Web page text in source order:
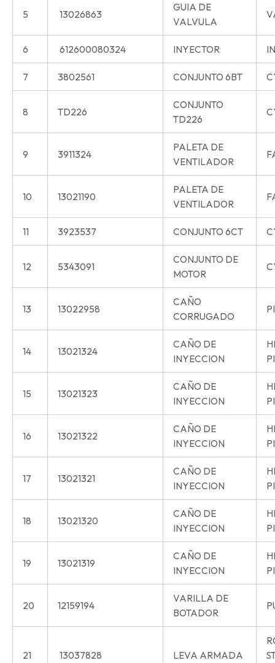
5 13026863
GUIA DE
VALVULA
6 612600080324 INYECTOR
7 3802561 CONJUNTO 6BT
8 TD226
CONJUNTO
TD226
9 3911324
PALETA DE
VENTILADOR
10 13021190
PALETA DE
VENTILADOR
11 3923537 CONJUNTO 6CT
12 5343091
CONJUNTO DE
MOTOR
13 13022958
CAÑO
CORRUGADO
14 13021324
CAÑO DE
INYECCION
15 13021323
CAÑO DE
INYECCION
16 13021322
CAÑO DE
INYECCION
17 13021321
CAÑO DE
INYECCION
18 13021320
CAÑO DE
INYECCION
19 13021319
CAÑO DE
INYECCION
20 12159194
VARILLA DE
BOTADOR
21 13037828 LEVA ARMADA